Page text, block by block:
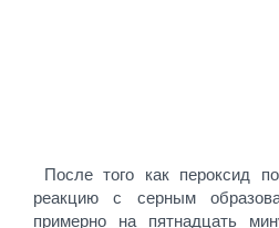
После того как пероксид
реакцию с серным
примерно на пятнадцать